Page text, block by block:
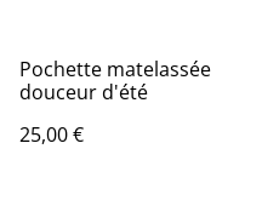
Pochette matelassée
douceur d'été
25,00 €